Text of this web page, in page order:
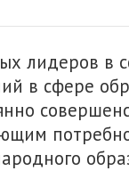
лидеров в
в сфере